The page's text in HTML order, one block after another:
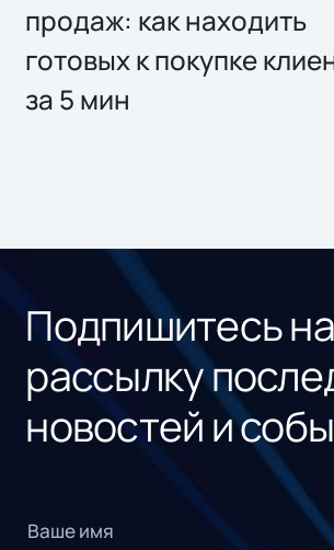
продаж: как находить
готовых к покупке
за 5 мин
Подпишитесь
рассылку
новостей и